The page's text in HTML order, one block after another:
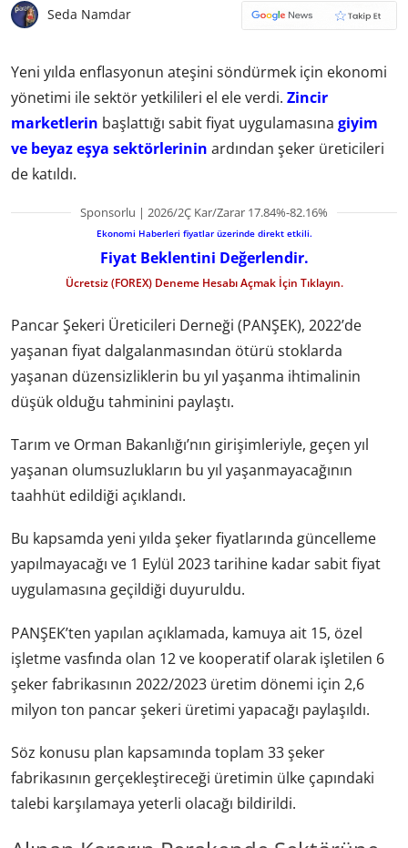
Seda Namdar
Yeni yılda enflasyonun ateşini söndürmek için ekonomi
yönetimi ile sektör yetkilileri el ele verdi. Zincir
marketlerin başlattığı sabit fiyat uygulamasına giyim
ve beyaz eşya sektörlerinin ardından şeker üreticileri
de katıldı.
Sponsorlu | 2026/2Ç Kar/Zarar 17.84%-82.16%
Ekonomi Haberleri fiyatlar üzerinde direkt etkili.
Fiyat Beklentini Değerlendir.
Ücretsiz (FOREX) Deneme Hesabı Açmak İçin Tıklayın.
Pancar Şekeri Üreticileri Derneği (PANŞEK), 2022’de
yaşanan fiyat dalgalanmasından ötürü stoklarda
yaşanan düzensizliklerin bu yıl yaşanma ihtimalinin
düşük olduğu tahminini paylaştı.
Tarım ve Orman Bakanlığı’nın girişimleriyle, geçen yıl
yaşanan olumsuzlukların bu yıl yaşanmayacağının
taahhüt edildiği açıklandı.
Bu kapsamda yeni yılda şeker fiyatlarında güncelleme
yapılmayacağı ve 1 Eylül 2023 tarihine kadar sabit fiyat
uygulamasına geçildiği duyuruldu.
PANŞEK’ten yapılan açıklamada, kamuya ait 15, özel
işletme vasfında olan 12 ve kooperatif olarak işletilen 6
şeker fabrikasının 2022/2023 üretim dönemi için 2,6
milyon ton pancar şekeri üretimi yapacağı paylaşıldı.
Söz konusu plan kapsamında toplam 33 şeker
fabrikasının gerçekleştireceği üretimin ülke çapındaki
talebi karşılamaya yeterli olacağı bildirildi.